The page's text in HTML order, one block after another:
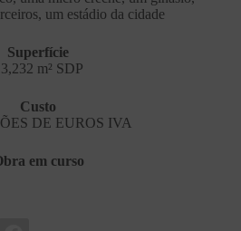
um estádio da cidade
Superfície
m² SDP
Custo
DE EUROS IVA
em curso